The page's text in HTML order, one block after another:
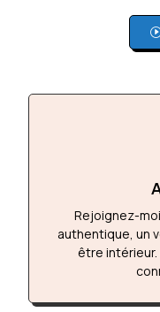
Rejoignez-
authentique, un
être intérieur.